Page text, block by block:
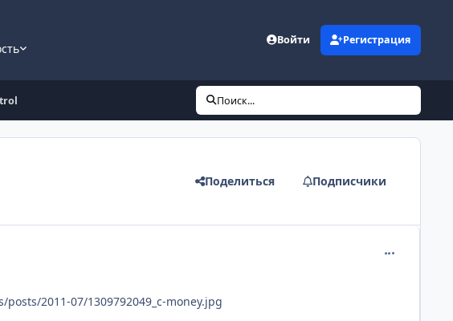
Войти Регистрация
Поиск...
Поделиться Подписчики
2011-07/1309792049_c-money.jpg